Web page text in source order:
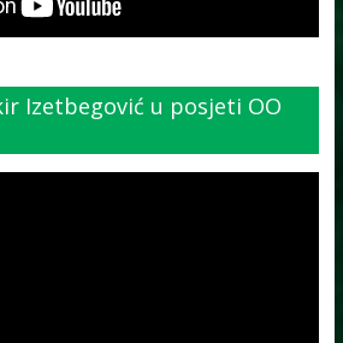
Izetbegović u posjeti OO